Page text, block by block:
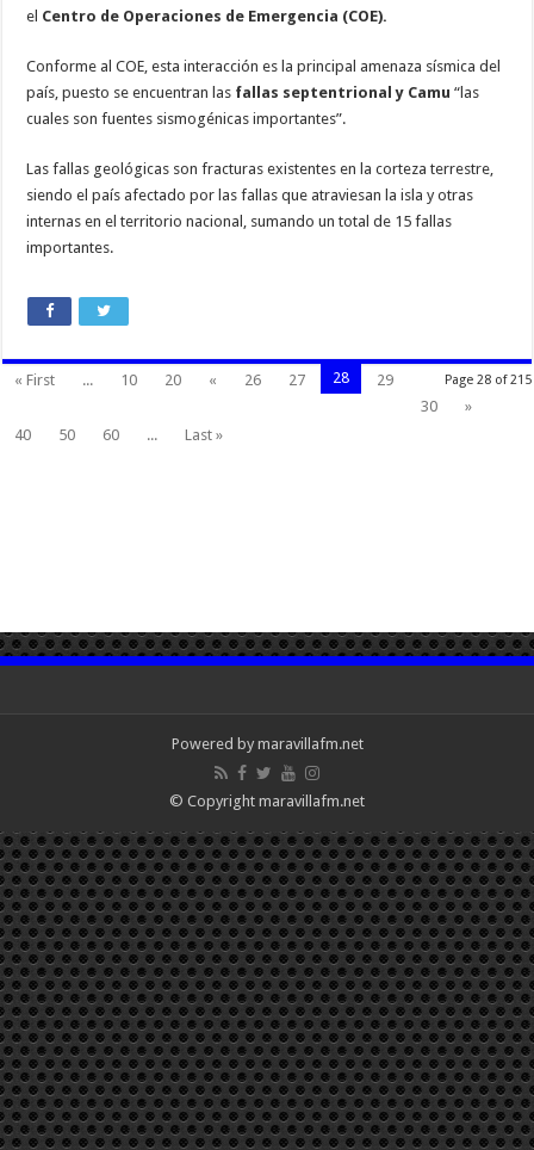
el Centro de Operaciones de Emergencia (COE).
Conforme al COE, esta interacción es la principal amenaza sísmica del
país, puesto se encuentran las fallas septentrional y Camu “las
cuales son fuentes sismogénicas importantes”.
Las fallas geológicas son fracturas existentes en la corteza terrestre,
siendo el país afectado por las fallas que atraviesan la isla y otras
internas en el territorio nacional, sumando un total de 15 fallas
importantes.
Page 28 of 215
« First ... 10 20 « 26 27 28
29
30
»
40
50 60 ... Last »
Powered by maravillafm.net
© Copyright maravillafm.net